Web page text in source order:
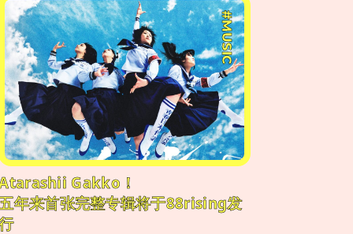
#MUSIC
Gakko！
年来首张完整专辑将于88rising发